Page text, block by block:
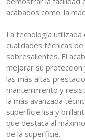
acabados como: la
La tecnología utilizada
cualidades técnicas
sobresalientes. El
mejorar su protección
las más altas
mantenimiento y
la más avanzada
superficie lisa y
que destaca al
de la superficie.